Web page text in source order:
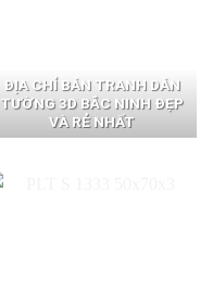
ĐỊA CHỈ BÁN TRANH DÁN
TƯỜNG 3D BẮC NINH ĐẸP
VÀ RẺ NHẤT